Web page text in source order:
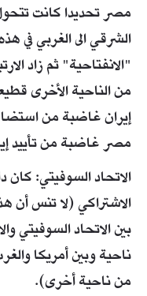
مصر تحديدا كانت
الشرقي الى الغربي في
"الانفتاحية" ثم زاد
من الناحية الأخرى
إيران غاضبة من
مصر غاضبة من تأييد
الاتحاد السوفيتي:
الاشتراكي (لا تنس أن
بين الاتحاد السوفيتي
ناحية وبين أمريكا
من ناحية أخرى).